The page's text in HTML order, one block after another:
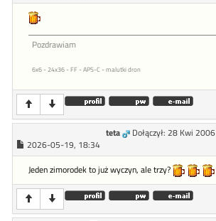
Pozdrawiam
6x6 - 24x36 - FF - APS-C - malutki dron
teta
Dołączył: 28 Kwi 2006
2026-05-19, 18:34
Jeden zimorodek to już wyczyn, ale trzy?